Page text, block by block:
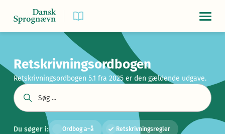
Retskrivningsordbogen
Retskrivningsordbogen 5.1 fra 2025 er den gældende udgave.
Du søger i: Ordbog a–å Retskrivningsregler